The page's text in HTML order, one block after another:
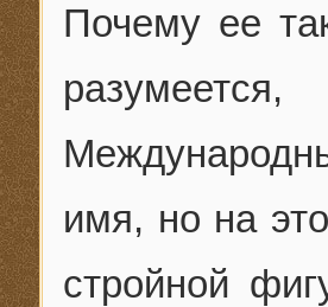
Почему ее
имя, но на
стройной